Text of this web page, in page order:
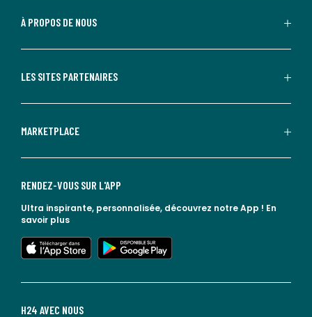
À PROPOS DE NOUS
LES SITES PARTENAIRES
MARKETPLACE
H24 AVEC NOUS
RENDEZ-VOUS SUR L'APP
Ultra inspirante, personnalisée, découvrez notre App ! En
savoir plus
lien vers l'app store
lien vers google play